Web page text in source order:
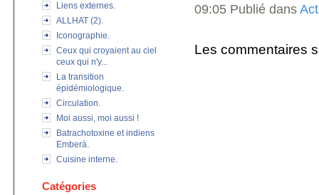
Liens externes.
ALLHAT (2).
Iconographie.
Ceux qui croyaient au ciel
ceux qui n'y...
La transition
épidémiologique.
Circulation.
Moi aussi, moi aussi !
Batrachotoxine et indiens
Emberà.
Cuisine interne.
Catégories
09:05 Publié dans
Les commentaires